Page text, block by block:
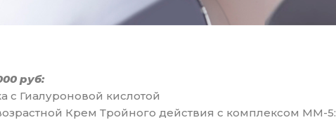
руб:
Гиалуроновой кислотой
Крем Тройного действия с комплексом ММ-5: